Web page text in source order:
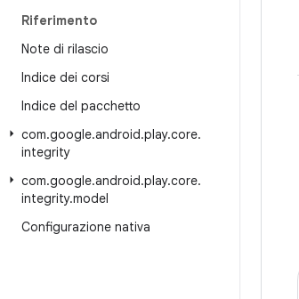
Riferimento
Note di rilascio
Indice dei corsi
Indice del pacchetto
com.google.android.play.core.
integrity
com.google.android.play.core.
integrity.model
Configurazione nativa